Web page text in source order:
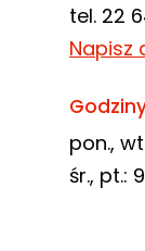
tel. 22
Napisz
pon.,
śr., pt.: